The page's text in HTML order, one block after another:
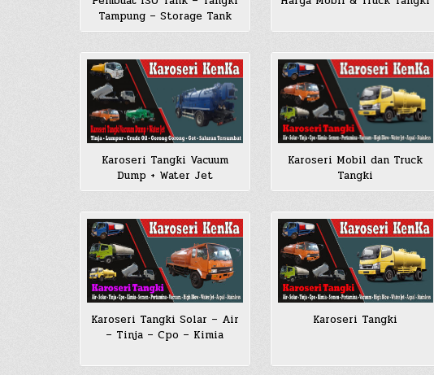
Tampung – Storage Tank
Karoseri Tangki Vacuum
Dump + Water Jet
Karoseri Mobil dan Truck
Tangki
Karoseri Tangki Solar – Air
– Tinja – Cpo – Kimia
Karoseri Tangki